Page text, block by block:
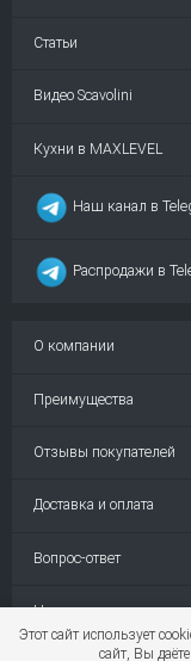
Статьи
Видео Scavolini
Кухни в MAXLEVEL
Наш канал в
Распродажи в
О компании
Преимущества
Отзывы покупателей
Доставка и оплата
Вопрос-ответ
Новости
Этот сайт использует
сайт, Вы